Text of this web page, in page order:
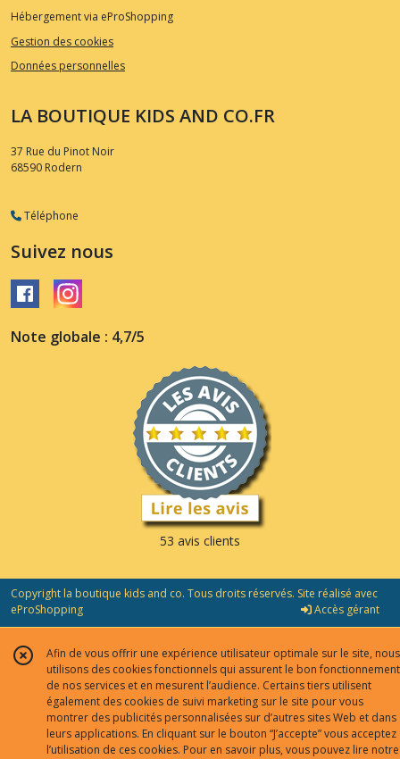
Hébergement via eProShopping
Gestion des cookies
Données personnelles
LA BOUTIQUE KIDS AND CO.FR
37 Rue du Pinot Noir
68590 Rodern
Téléphone
Suivez nous
Note globale : 4,7/5
53 avis clients
Copyright la boutique kids and co. Tous droits réservés. Site réalisé avec
eProShopping
Accès gérant
Afin de vous offrir une expérience utilisateur optimale sur le site, nous
utilisons des cookies fonctionnels qui assurent le bon fonctionnement
de nos services et en mesurent l’audience. Certains tiers utilisent
également des cookies de suivi marketing sur le site pour vous
montrer des publicités personnalisées sur d’autres sites Web et dans
leurs applications. En cliquant sur le bouton “J’accepte” vous acceptez
l’utilisation de ces cookies. Pour en savoir plus, vous pouvez lire notre